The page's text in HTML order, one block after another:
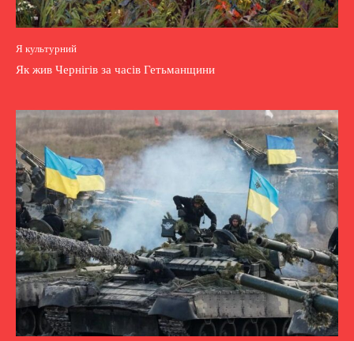
Я культурний
Як жив Чернігів за часів Гетьманщини